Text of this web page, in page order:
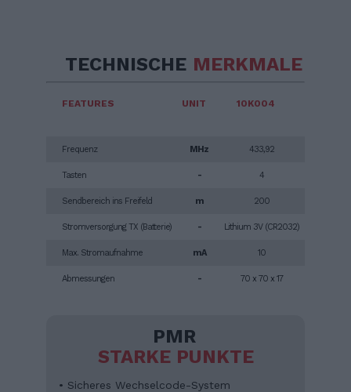
TECHNISCHE MERKMALE
FEATURES
Frequenz
Tasten
Sendbereich ins Freifeld
Stromversorgung TX (Batterie)
Max. Stromaufnahme
Abmessungen
UNIT
MHz
-
m
-
mA
-
10K004
433,92
4
200
Lithium 3V (CR2032)
10
70 x 70 x 17
PMR
STARKE PUNKTE
• Sicheres Wechselcode-System